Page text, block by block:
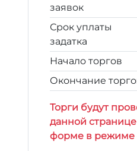
заявок
Срок уплаты
задатка
Начало торгов
Окончание
Торги будут
данной
форме в режиме